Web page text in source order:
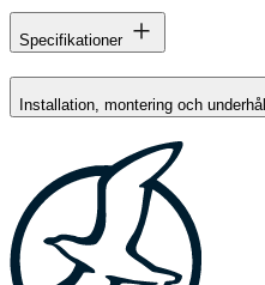
Specifikationer
Installation, montering och underhåll